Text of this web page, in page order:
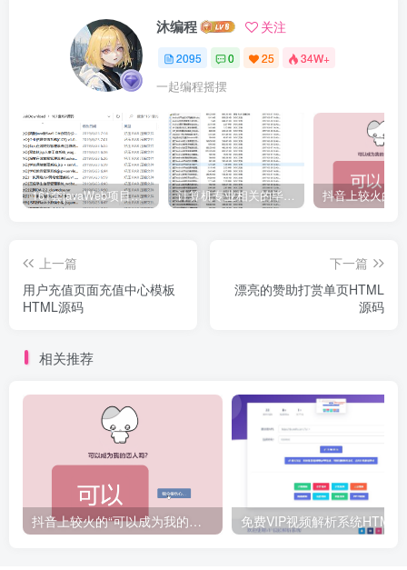
沐编程 关注
2095 0 25 34W+
一起编程摇摆
161套javaWeb项目源码免费分享
上一篇
用户充值页面充值中心模板
HTML源码
下一篇
漂亮的赞助打赏单页HTML
源码
相关推荐
抖音上较火的“可以成为我的恋人吗”HTML源码